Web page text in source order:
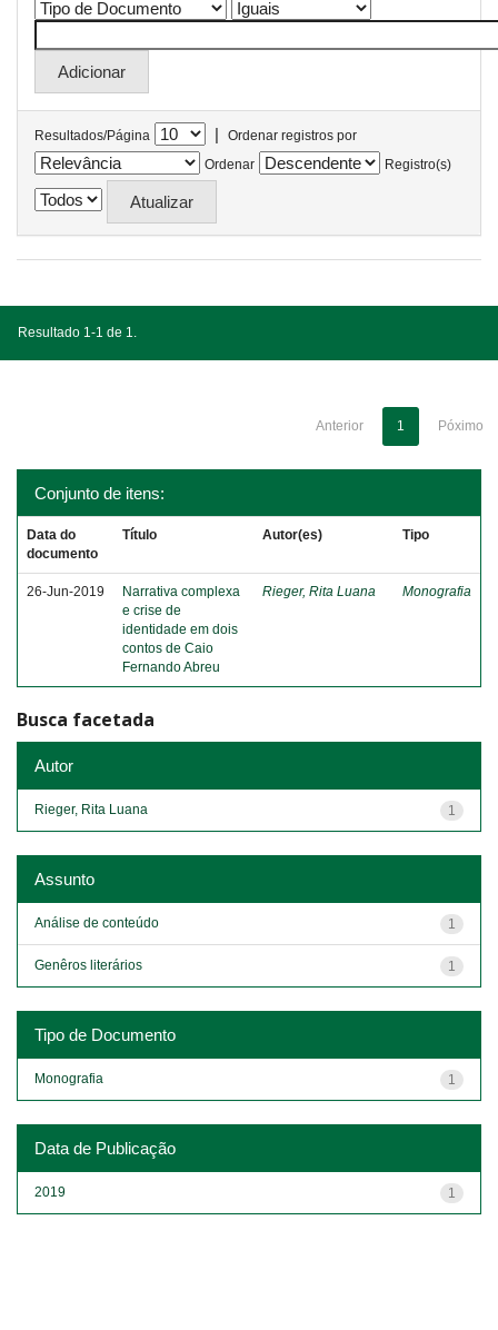
Resultados/Página |
Ordenar registros por
Ordenar
Registro(s)
Resultado 1-1 de 1.
Anterior 1 Póximo
Conjunto de itens:
Data do
documento
Título Autor(es) Tipo
26-Jun-2019
Narrativa complexa
e crise de
identidade em dois
contos de Caio
Fernando Abreu
Rieger, Rita Luana Monografia
Busca facetada
Autor
1
Rieger, Rita Luana
Assunto
1
Análise de conteúdo
1
Genêros literários
Tipo de Documento
1
Monografia
Data de Publicação
1
2019